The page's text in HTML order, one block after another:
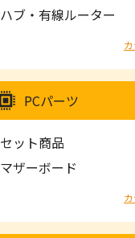
ハブ・有線ルーター
PCパーツ
セット商品
マザーボード